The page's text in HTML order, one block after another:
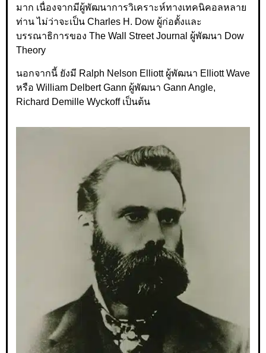
มาก เนื่องจากมีผู้พัฒนาการวิเคราะห์ทางเทคนิคอลหลาย
ท่าน ไม่ว่าจะเป็น Charles H. Dow ผู้ก่อตั้งและ
บรรณาธิการของ The Wall Street Journal ผู้พัฒนา Dow
Theory
นอกจากนี้ ยังมี Ralph Nelson Elliott ผู้พัฒนา Elliott Wave
หรือ William Delbert Gann ผู้พัฒนา Gann Angle,
Richard Demille Wyckoff เป็นต้น